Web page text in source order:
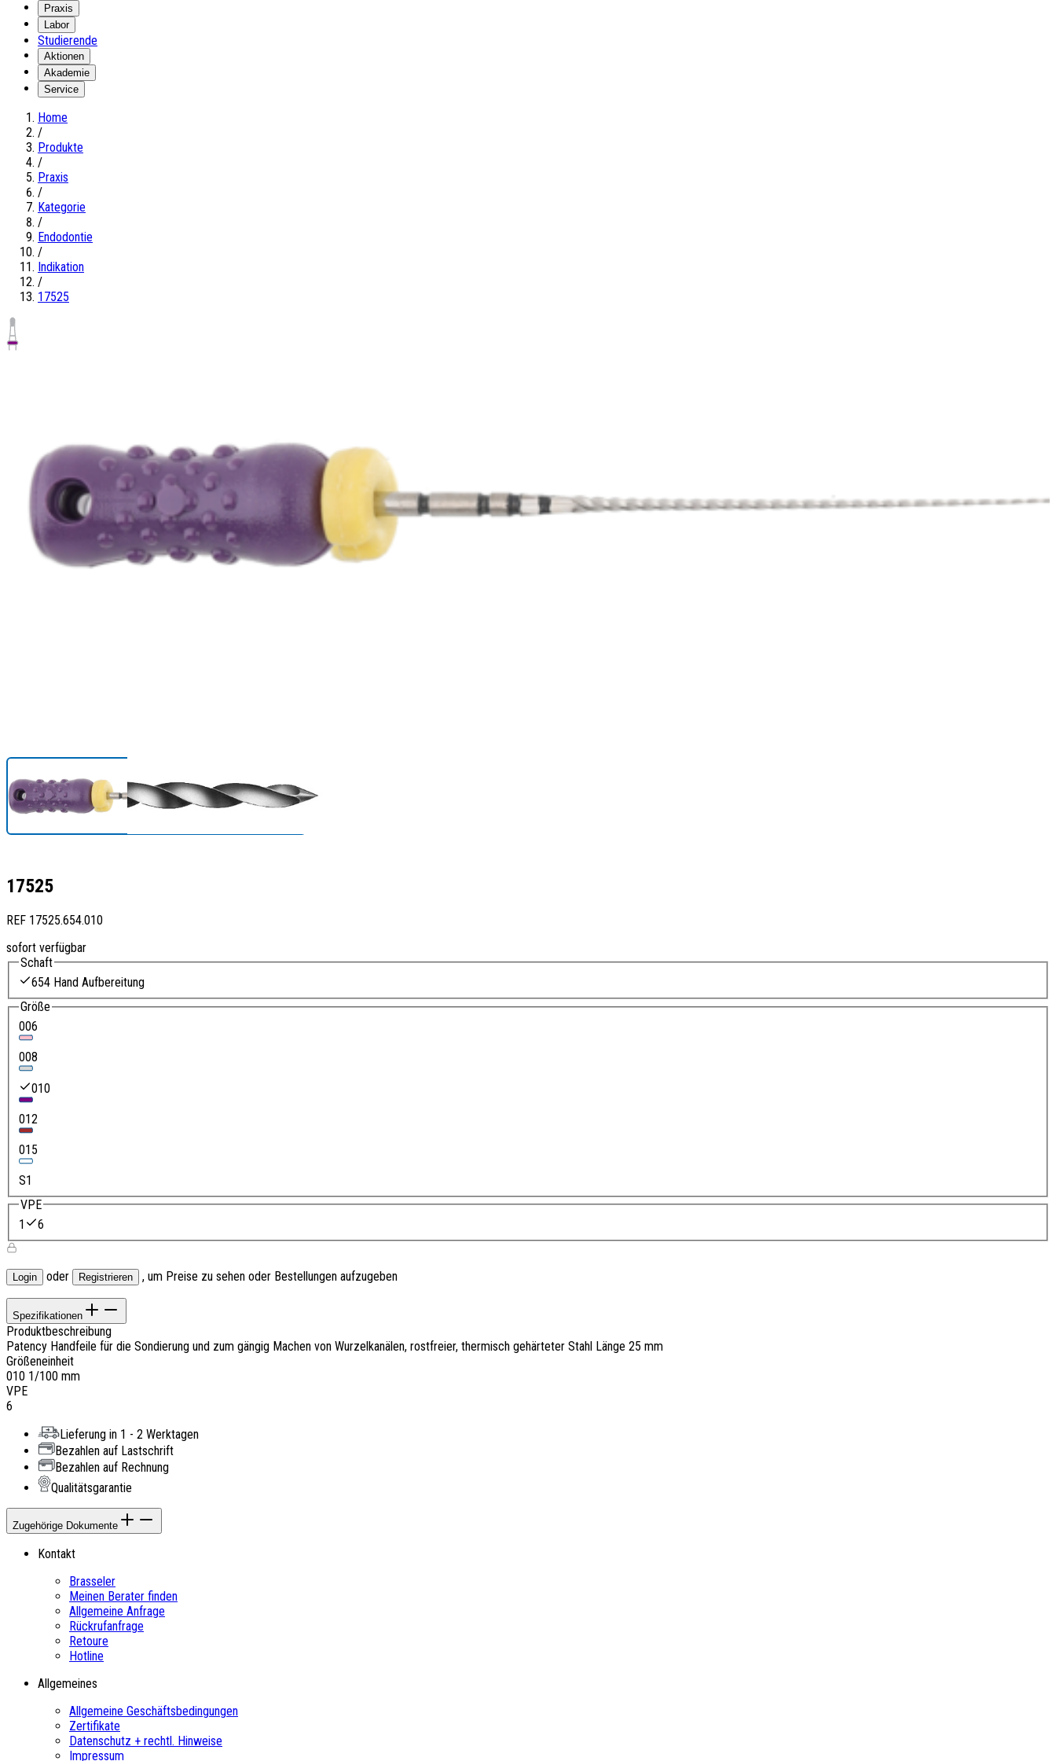
Praxis
Labor
Studierende
Aktionen
Akademie
Service
Home
/
Produkte
/
Praxis
/
Kategorie
/
Endodontie
/
Indikation
/
17525
17525
REF 17525.654.010
sofort verfügbar
Schaft
654 Hand Aufbereitung
Größe
006
008
010
012
015
S1
VPE
1
6
Login oder Registrieren , um Preise zu sehen oder Bestellungen aufzugeben
Spezifikationen
Produktbeschreibung
Patency Handfeile für die Sondierung und zum gängig Machen von Wurzelkanälen, rostfreier, thermisch gehärteter Stahl Länge 25 mm
Größeneinheit
010 1/100 mm
VPE
6
Lieferung in 1 - 2 Werktagen
Bezahlen auf Lastschrift
Bezahlen auf Rechnung
Qualitätsgarantie
Zugehörige Dokumente
Kontakt
Brasseler
Meinen Berater finden
Allgemeine Anfrage
Rückrufanfrage
Retoure
Hotline
Allgemeines
Allgemeine Geschäftsbedingungen
Zertifikate
Datenschutz + rechtl. Hinweise
Impressum